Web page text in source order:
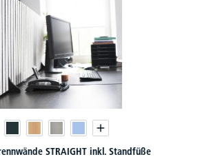
STRAIGHT inkl. Standfüße